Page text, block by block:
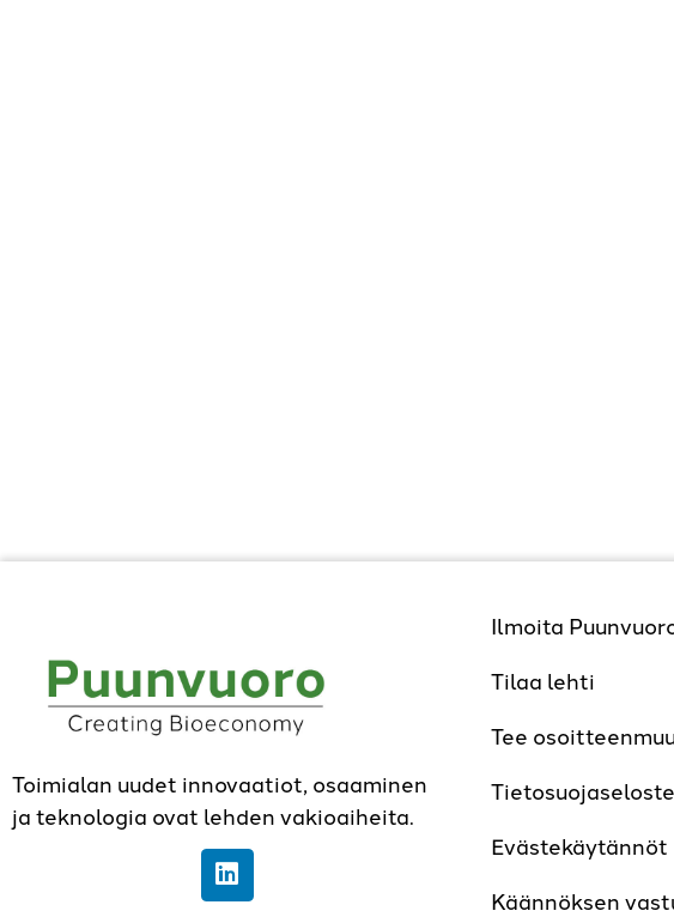
Toimialan uudet innovaatiot, osaaminen
ja teknologia ovat lehden vakioaiheita.
Ilmoita
Tilaa lehti
Tee
Tietosuojaseloste
Evästekäytännöt
Käännöksen